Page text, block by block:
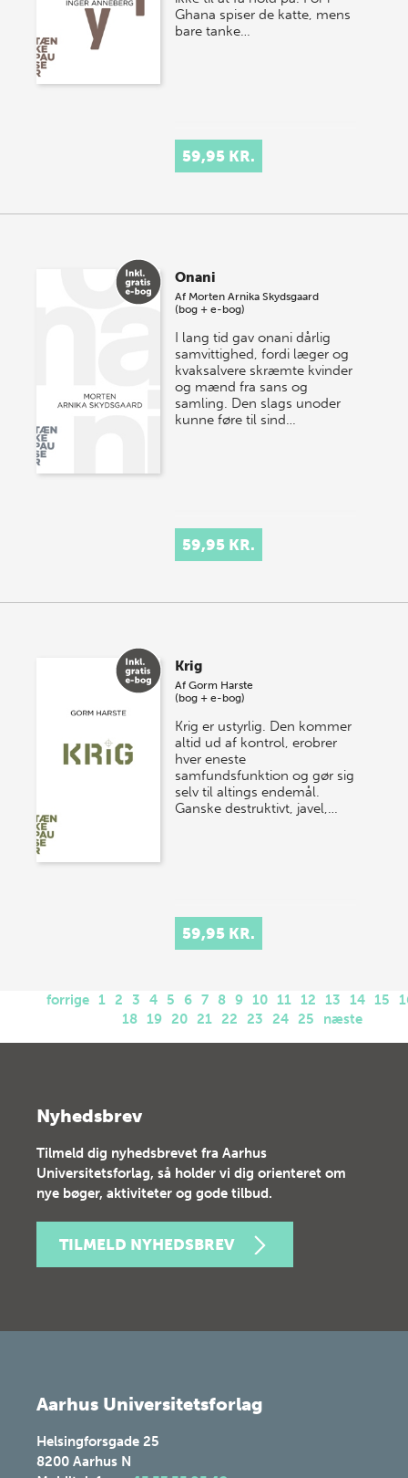
Ghana spiser de katte, mens
bare tanke…
59,95 KR.
Onani
Af Morten Arnika Skydsgaard
(bog + e-bog)
I lang tid gav onani dårlig
samvittighed, fordi læger og
kvaksalvere skræmte kvinder
og mænd fra sans og
samling. Den slags unoder
kunne føre til sind…
59,95 KR.
Krig
AfGorm Harste
(bog + e-bog)
Krig er ustyrlig. Den kommer
altid ud af kontrol, erobrer
hver eneste
samfundsfunktion og gør sig
selv til altings endemål.
Ganske destruktivt, javel,…
59,95 KR.
forrige 1 2 3 4 5 6 7 8 9 10 11 12 13 14 15
18 19 20 21 22 23 24 25 næste
Nyhedsbrev
Tilmeld dig nyhedsbrevet fra Aarhus
Universitetsforlag, så holder vi dig orienteret om
nye bøger, aktiviteter og gode tilbud.
TILMELD NYHEDSBREV
Aarhus Universitetsforlag
Helsingforsgade 25
8200 Aarhus N